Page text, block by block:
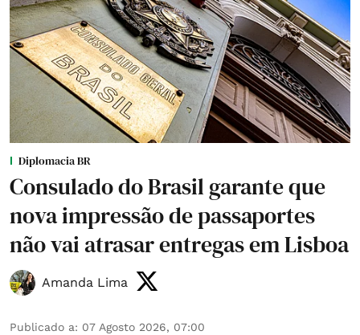
Diplomacia BR
Consulado do Brasil garante que
nova impressão de passaportes
não vai atrasar entregas em Lisboa
Amanda Lima
Publicado a: 07 Agosto 2026, 07:00